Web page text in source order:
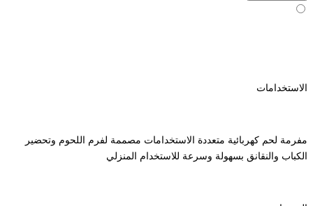
الاستخدامات
مفرمة لحم كهربائية متعددة الاستخدامات مصممة لفرم اللحوم وتحضير
الكباب والنقانق بسهولة وسرعة للاستخدام المنزلي